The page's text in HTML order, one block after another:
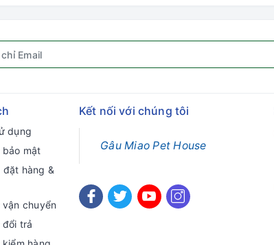
dụng
bảo mật
đặt hàng &
vận chuyển
đổi trả
Kết nối với chúng tôi
Gâu Miao Pet House